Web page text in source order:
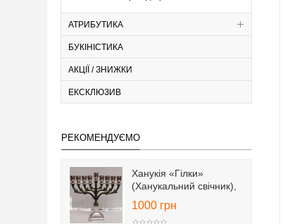
АТРИБУТИКА
БУКІНІСТИКА
АКЦІЇ / ЗНИЖКИ
ЕКСКЛЮЗИВ
РЕКОМЕНДУЄМО
Ханукія «Гілки»
(Ханукальний свічник),
25 см
1000 грн